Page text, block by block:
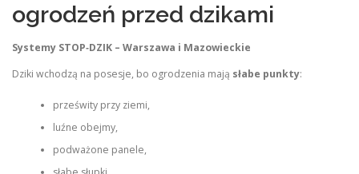
ogrodzeń przed dzikami
Systemy STOP‑DZIK – Warszawa i Mazowieckie
Dziki wchodzą na posesje, bo ogrodzenia mają słabe punkty:
prześwity przy ziemi,
luźne obejmy,
podważone panele,